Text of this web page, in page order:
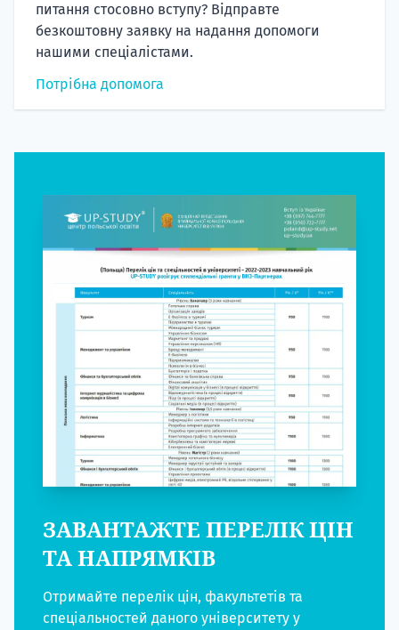
питання стосовно вступу? Відправте
безкоштовну заявку на надання допомоги
нашими спеціалістами.
Потрібна допомога
ЗАВАНТАЖТЕ ПЕРЕЛІК ЦІН
ТА НАПРЯМКІВ
Отримайте перелік цін, факультетів та
спеціальностей даного університету у